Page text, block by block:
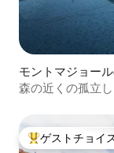
モントマジョー
森の近くの孤立
大好評のゲスト
ゲストチョイ